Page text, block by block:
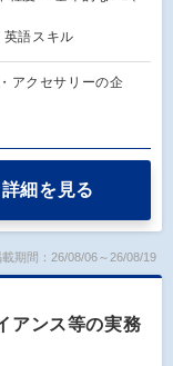
英語スキル
アクセサリーの企
詳細を見る
載期間：26/08/06～26/08/19
アンス等の実務